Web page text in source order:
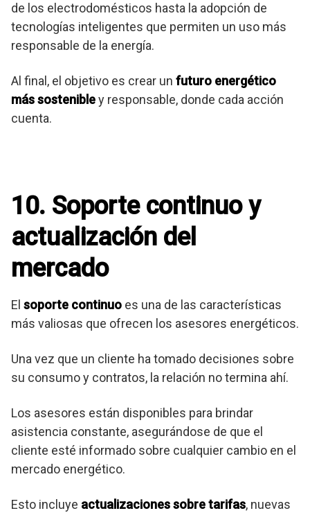
de los electrodomésticos hasta la adopción de
tecnologías inteligentes que permiten un uso más
responsable de la energía.
Al final, el objetivo es crear un futuro energético
más sostenibley responsable, donde cada acción
cuenta.
10. Soporte continuo y
actualización del
mercado
El soporte continuo es una de las características
más valiosas que ofrecen los asesores energéticos.
Una vez que un cliente ha tomado decisiones sobre
su consumo y contratos, la relación no termina ahí.
Los asesores están disponibles para brindar
asistencia constante, asegurándose de que el
cliente esté informado sobre cualquier cambio en el
mercado energético.
Esto incluye actualizaciones sobre tarifas, nuevas